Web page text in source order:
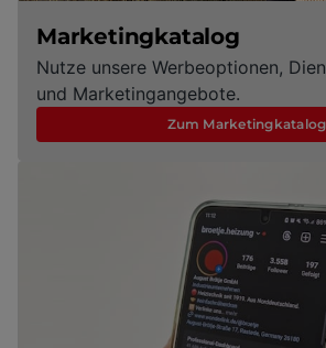
Marketingkatalog
Nutze unsere Werbeoptionen,
und Marketingangebote.
Zum Marketingkatalog